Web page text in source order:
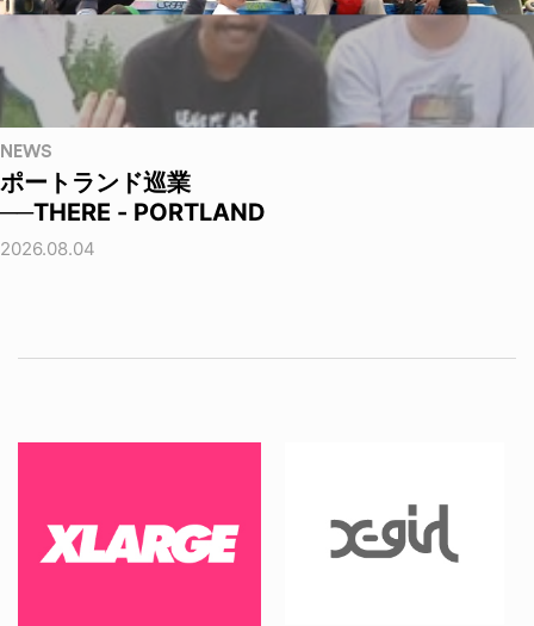
NEWS
ポートランド巡業
──THERE - PORTLAND
2026.08.04